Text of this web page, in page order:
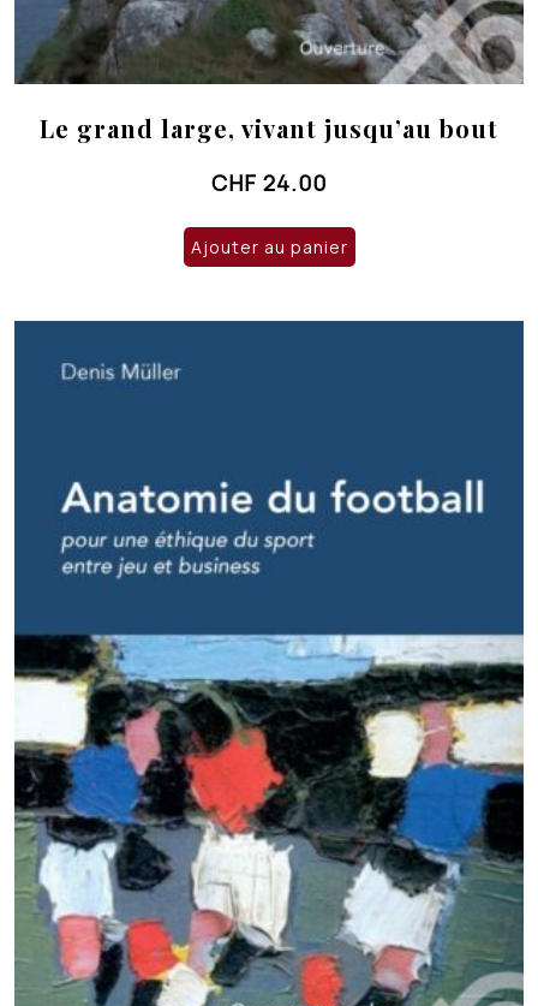
Le grand large, vivant jusqu’au bout
CHF 24.00
Ajouter au panier